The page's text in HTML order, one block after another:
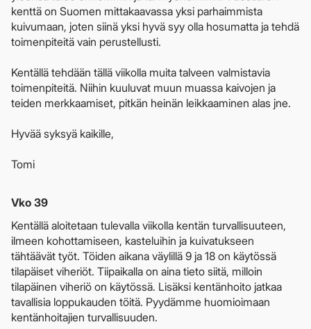
kenttä on Suomen mittakaavassa yksi parhaimmista
kuivumaan, joten siinä yksi hyvä syy olla hosumatta ja tehdä
toimenpiteitä vain perustellusti.
Kentällä tehdään tällä viikolla muita talveen valmistavia
toimenpiteitä. Niihin kuuluvat muun muassa kaivojen ja
teiden merkkaamiset, pitkän heinän leikkaaminen alas jne.
Hyvää syksyä kaikille,
Tomi
Vko 39
Kentällä aloitetaan tulevalla viikolla kentän turvallisuuteen,
ilmeen kohottamiseen, kasteluihin ja kuivatukseen
tähtäävät työt. Töiden aikana väylillä 9 ja 18 on käytössä
tilapäiset viheriöt. Tiipaikalla on aina tieto siitä, milloin
tilapäinen viheriö on käytössä. Lisäksi kentänhoito jatkaa
tavallisia loppukauden töitä. Pyydämme huomioimaan
kentänhoitajien turvallisuuden.